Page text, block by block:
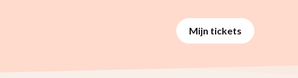
Mijn tickets